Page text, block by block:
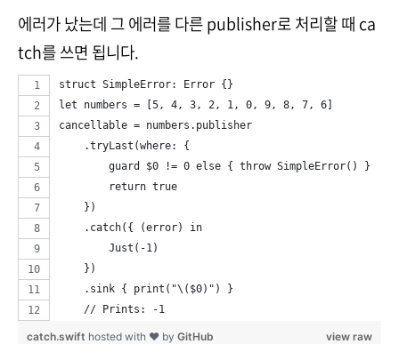
에러가 났는데 그 에러를 다른 publisher로 처리할 때 ca
tch를 쓰면 됩니다.
struct SimpleError: Error {}
let numbers = [5, 4, 3, 2, 1, 0, 9, 8, 7, 6]
cancellable = numbers.publisher
    .tryLast(where: {
        guard $0 != 0 else { throw SimpleError() }
        return true
    })
    .catch({ (error) in
        Just(-1)
    })
    .sink { print("\($0)") }
    // Prints: -1
view raw
catch.swift hosted with ❤ by GitHub